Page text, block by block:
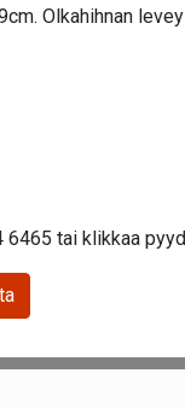
Olkahihnan
tai klikkaa